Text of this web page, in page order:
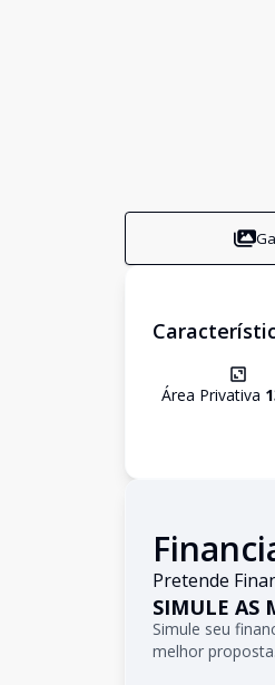
Área Privativa
Pretende
SIMULE AS
Simule seu
melhor proposta.